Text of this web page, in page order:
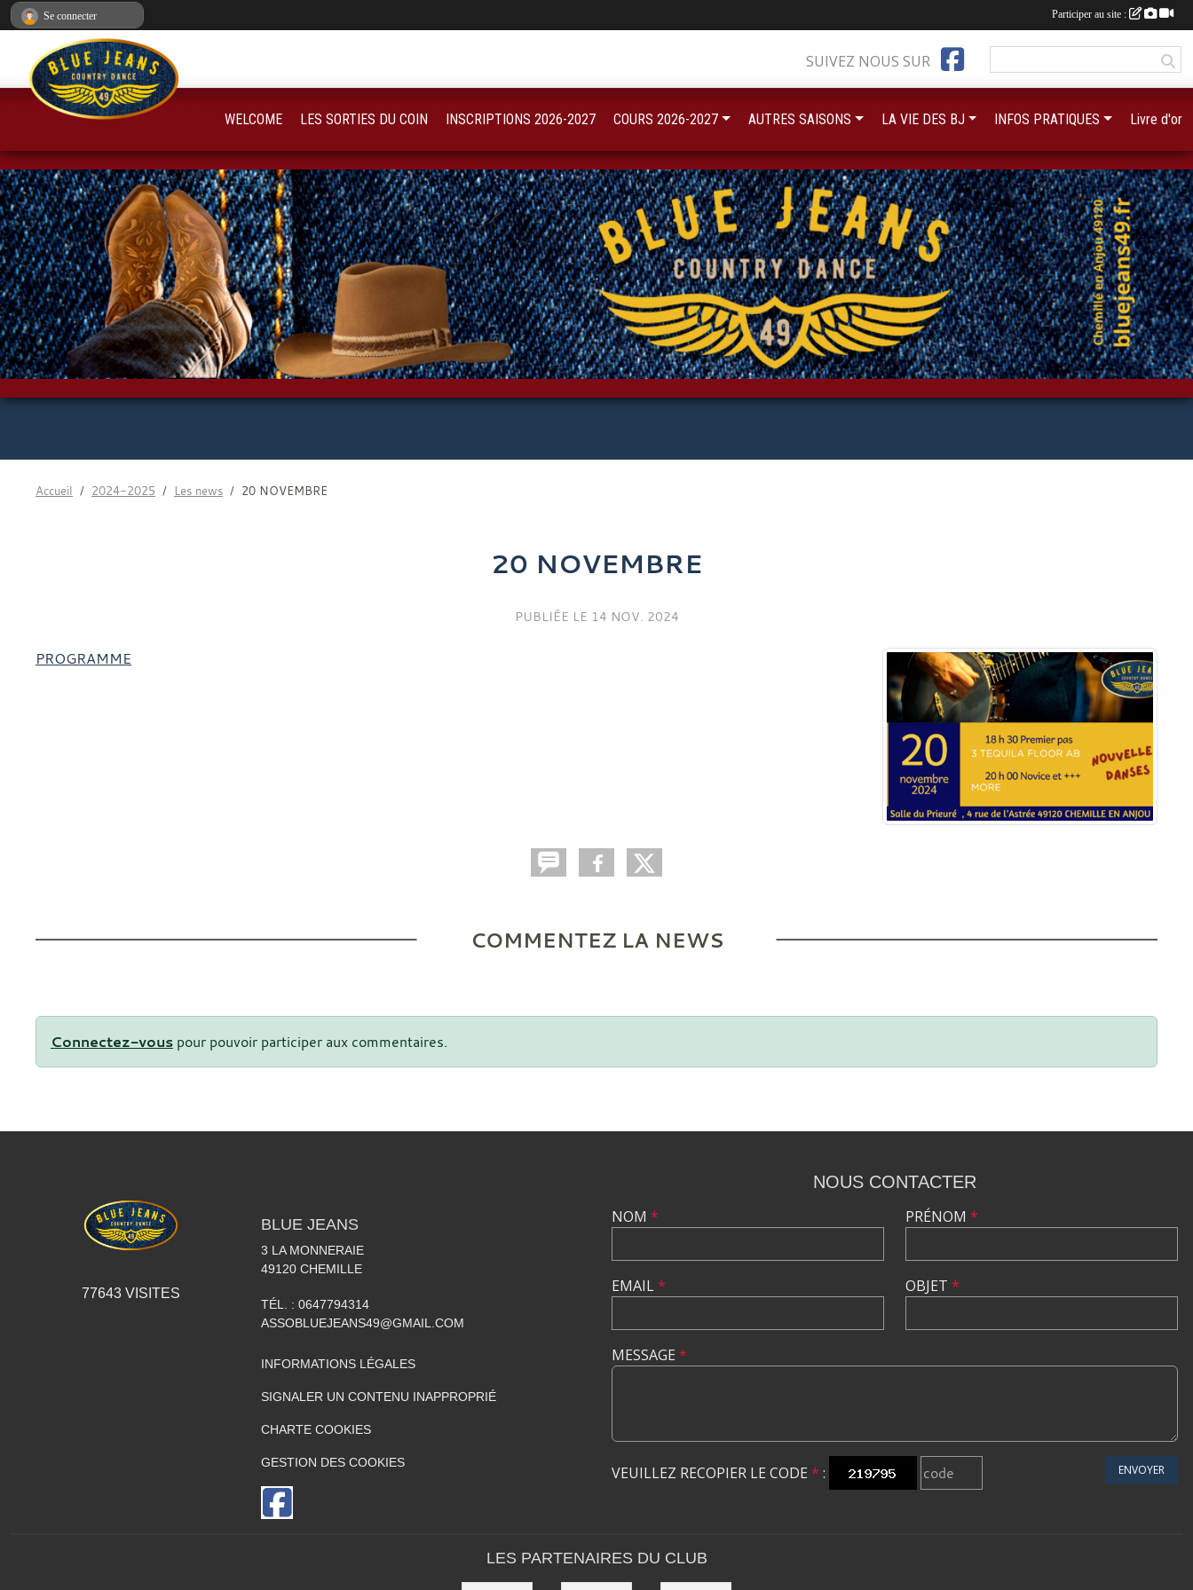
Accueil 2024-2025 Les news 20 NOVEMBRE
20 NOVEMBRE
PUBLIÉE LE 14 NOV. 2024
PROGRAMME
COMMENTEZ LA NEWS
Connectez-vous pour pouvoir participer aux commentaires.
SUIVEZ NOUS SUR
WELCOME LES SORTIES DU COIN INSCRIPTIONS 2026-2027 COURS 2026-2027 AUTRES SAISONS LA VIE DES BJ INFOS PRATIQUES Livre d'or
77643VISITES
BLUE JEANS
3 LA MONNERAIE
49120 CHEMILLE
TÉL. : 0647794314
ASSOBLUEJEANS49@GMAIL.COM
INFORMATIONS LÉGALES
SIGNALER UN CONTENU INAPPROPRIÉ
CHARTE COOKIES
GESTION DES COOKIES
NOUS CONTACTER
NOM *
EMAIL*
PRÉNOM *
OBJET *
MESSAGE *
VEUILLEZ RECOPIER LE CODE * : ENVOYER
LES PARTENAIRES DU CLUB
Se connecter Participer au site :
Panneau de gestion des cookies